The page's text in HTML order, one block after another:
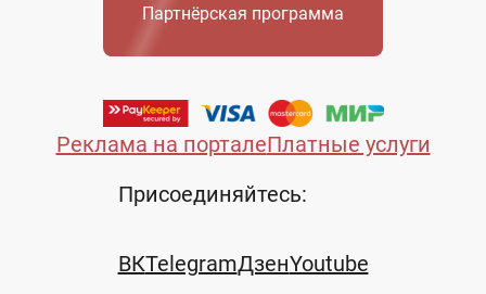
Реклама на порталеПлатные услуги
Партнёрская программа
Присоединяйтесь:
ВКTelegramДзенYoutube